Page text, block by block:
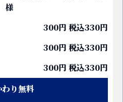
様
300円 税込330円
300円 税込330円
300円 税込330円
り無料